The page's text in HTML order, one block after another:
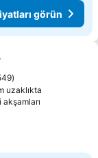
görün
uzaklıkta